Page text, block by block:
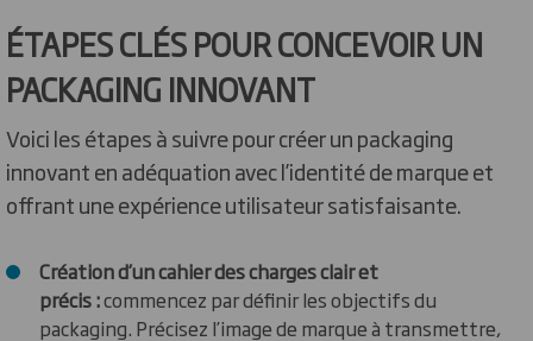
ÉTAPES CLÉS POUR CONCEVOIR UN
PACKAGING INNOVANT
Voici les étapes à suivre pour créer un packaging
innovant en adéquation avec l’identité de marque et
offrant une expérience utilisateur satisfaisante.
Création d’un cahier des charges clair et
précis :commencez par définir les objectifs du
packaging. Précisez l’image de marque à transmettre,